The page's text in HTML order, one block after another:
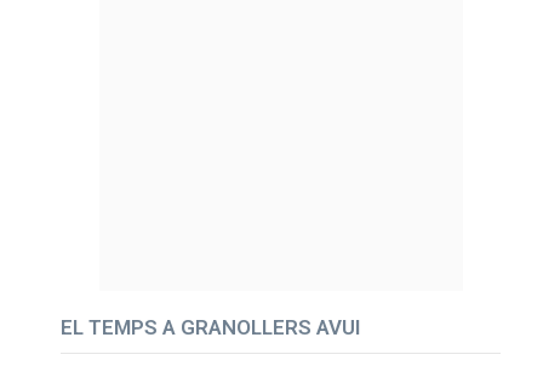
EL TEMPS A GRANOLLERS AVUI